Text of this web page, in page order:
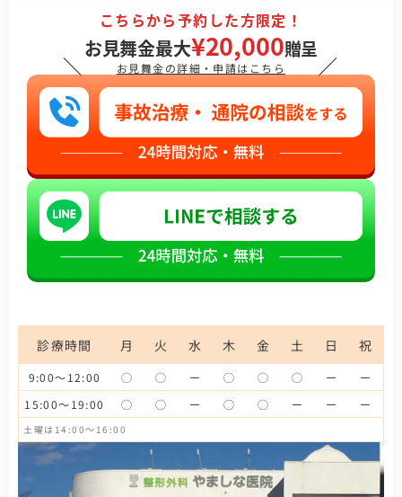
＼
こちらから予約した方限定！
お見舞金最大¥20,000贈呈
お見舞金の詳細・申請はこちら ／
診療時間 月 火 水 木 金 土 日 祝
9:00～12:00 ◯ ◯ ー ◯ ◯ ◯ ー
ー
15:00～19:00
◯ ◯ ー ◯ ◯ ー ー ー
土曜は14:00～16:00